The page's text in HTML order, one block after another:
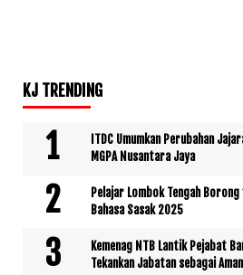
KJ TRENDING
ITDC Umumkan Perubahan
MGPA Nusantara Jaya
Pelajar Lombok Tengah Borong
Bahasa Sasak 2025
Kemenag NTB Lantik Pejabat
Tekankan Jabatan sebagai